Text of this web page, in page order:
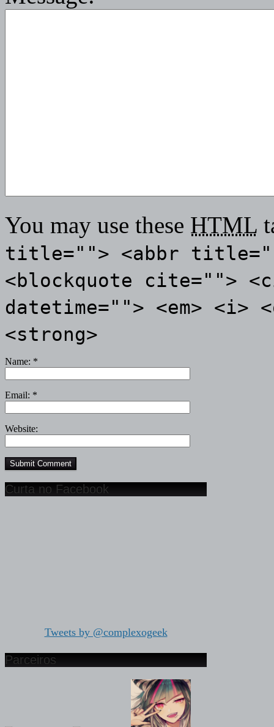
You may use these HTML
title=""> <abbr
<blockquote cite="">
datetime=""> <em> <i>
<strong>
Name: *
Email: *
Website:
Curta no Facebook
Tweets by @complexogeek
Parceiros